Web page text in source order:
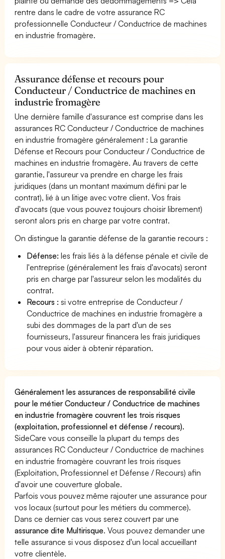
rentre dans le cadre de votre assurance RC
professionnelle Conducteur / Conductrice de machines
en industrie fromagère.
Assurance défense et recours pour
Conducteur / Conductrice de machines en
industrie fromagère
Une dernière famille d'assurance est comprise dans les
assurances RC Conducteur / Conductrice de machines
en industrie fromagère généralement : La garantie
Défense et Recours pour Conducteur / Conductrice de
machines en industrie fromagère. Au travers de cette
garantie, l'assureur va prendre en charge les frais
juridiques (dans un montant maximum défini par le
contrat), lié à un litige avec votre client. Vos frais
d'avocats (que vous pouvez toujours choisir librement)
seront alors pris en charge par votre contrat.
On distingue la garantie défense de la garantie recours :
Défense: les frais liés à la défense pénale et civile de
l'entreprise (généralement les frais d'avocats) seront
pris en charge par l'assureur selon les modalités du
contrat.
Recours : si votre entreprise de Conducteur /
Conductrice de machines en industrie fromagère a
subi des dommages de la part d'un de ses
fournisseurs, l'assureur financera les frais juridiques
pour vous aider à obtenir réparation.
Généralement les assurances de responsabilité civile
pour le métier Conducteur / Conductrice de machines
en industrie fromagère couvrent les trois risques
(exploitation, professionnel et défense / recours).
SideCare vous conseille la plupart du temps des
assurances RC Conducteur / Conductrice de machines
en industrie fromagère couvrant les trois risques
(Exploitation, Professionnel et Défense / Recours) afin
d'avoir une couverture globale.
Parfois vous pouvez même rajouter une assurance pour
vos locaux (surtout pour les métiers du commerce).
Dans ce dernier cas vous serez couvert par une
assurance dite Multirisque. Vous pouvez demander une
telle assurance si vous disposez d'un local accueillant
votre clientèle.